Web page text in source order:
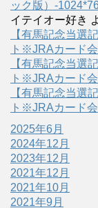
ック版）-
イテイオー好き
【有馬記念当選
ト※JRAカード
【有馬記念当選
ト※JRAカード
【有馬記念当選
ト※JRAカード
2025年6月
2024年12月
2023年12月
2021年12月
2021年10月
2021年9月